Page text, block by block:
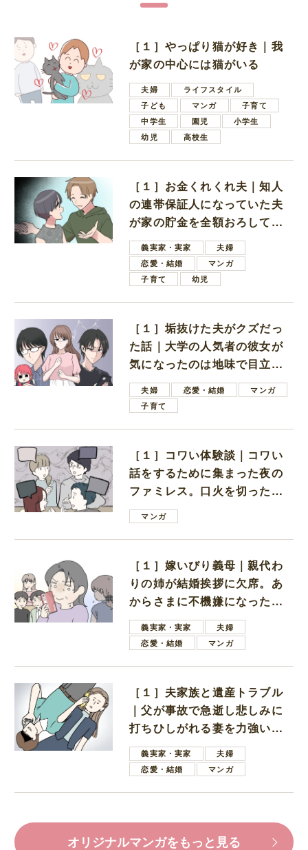
［１］やっぱり猫が好き｜我
が家の中心には猫がいる
夫婦
ライフスタイル
子ども
マンガ
子育て
中学生
園児
小学生
幼児
高校生
［１］お金くれくれ夫｜知人
の連帯保証人になっていた夫
が家の貯金を全額おろしてほ
しいと言ってきた
義実家・実家
夫婦
恋愛・結婚
マンガ
子育て
幼児
［１］垢抜けた夫がクズだっ
た話｜大学の人気者の彼女が
気になったのは地味で目立た
ない男子学生
夫婦 恋愛・結婚
マンガ
子育て
［１］コワい体験談｜コワい
話をするために集まった夜の
ファミレス。口火を切ったの
は電車好きの男の子ママ
マンガ
［１］嫁いびり義母｜親代わ
りの姉が結婚挨拶に欠席。あ
からさまに不機嫌になった義
母義実家・実家
夫婦
恋愛・結婚
マンガ
［１］夫家族と遺産トラブル
｜父が事故で急逝し悲しみに
打ちひしがれる妻を力強い言
葉で励ます夫
義実家・実家
夫婦
恋愛・結婚
マンガ
オリジナルマンガをもっと見る